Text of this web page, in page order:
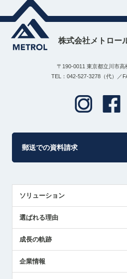
株式会社メトロー
〒190-0011 東京都立川市高
TEL：042-527-3278（代）／
郵送での資料請求
ソリューション
解決策提案
選ばれる理由
成長の軌跡
企業情報